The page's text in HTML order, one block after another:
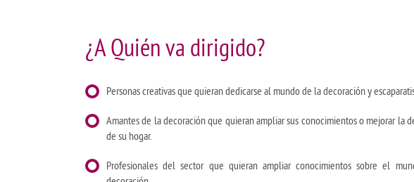
¿A Quién va dirigido?
Personas creativas que quieran dedicarse al mundo de la decoración y
Amantes de la decoración que quieran ampliar sus conocimientos o mejorar la
de su hogar.
Profesionales del sector que quieran ampliar conocimientos sobre el